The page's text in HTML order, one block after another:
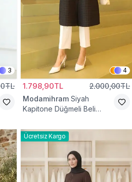
3 4
1.798,90TL 2.000,00TL
Modamihram Siyah
Kapitone Düğmeli Beli
Ücretsiz Kargo